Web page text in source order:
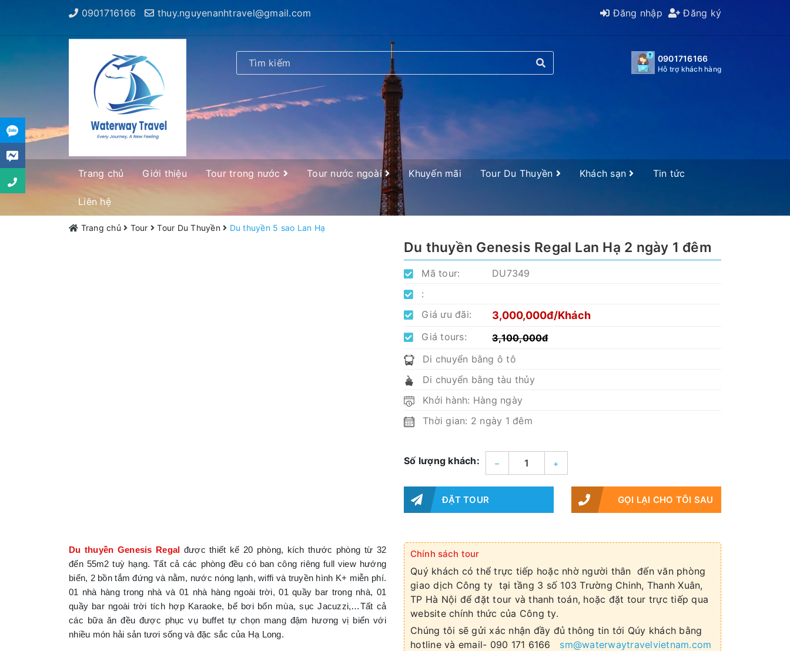
0901716166 thuy.nguyenanhtravel@gmail.com Đăng nhập Đăng ký
0901716166
Hỗ trợ khách hàng
Trang chủ Giới thiệu Tour trong nước Tour nước ngoài Khuyến mãi Tour Du Thuyền Khách sạn Tin tức
Liên hệ
Trang chủ Tour Tour Du Thuyền Du thuyền 5 sao Lan Hạ
Du thuyền Genesis Regal Lan Hạ 2 ngày 1 đêm
Mã tour:
DU7349
:
Giá ưu đãi:
3,000,000đ/Khách
Giá tours:
3,100,000đ
Di chuyển bằng ô tô
Di chuyển bằng tàu thủy
Khởi hành: Hàng ngày
Thời gian: 2 ngày 1 đêm
Số lượng khách: – +
ĐẶT TOUR GỌI LẠI CHO TÔI SAU
Du thuyền Genesis Regal
được thiết kế 20 phòng, kích thước phòng từ 32
đến 55m2 tuỳ hạng. Tất cả các phòng đều có ban công riêng full view hướng
biển, 2 bồn tắm đứng và nằm, nước nóng lạnh, wiffi và truyền hình K+ miễn phí.
01 nhà hàng trong nhà và 01 nhà hàng ngoài trời, 01 quầy bar trong nhà, 01
quầy bar ngoài trời tích hợp Karaoke, bể bơi bốn mùa, sục Jacuzzi,…Tất cả
các bữa ăn đều được phục vụ buffet tự chọn mang đậm hương vị biển với
nhiều món hải sản tươi sống và đặc sắc của Hạ Long.
Chính sách tour
Quý khách có thể trực tiếp hoặc nhờ người thân đến văn phòng
giao dịch Công ty tại tầng 3 số 103 Trường Chinh, Thanh Xuân,
TP Hà Nội để đặt tour và thanh toán, hoặc đặt tour trực tiếp qua
website chính thức của Công ty.
Chúng tôi sẽ gửi xác nhận đầy đủ thông tin tới Qúy khách bằng
hotline và email- 090 171 6166 sm@waterwaytravelvietnam.com